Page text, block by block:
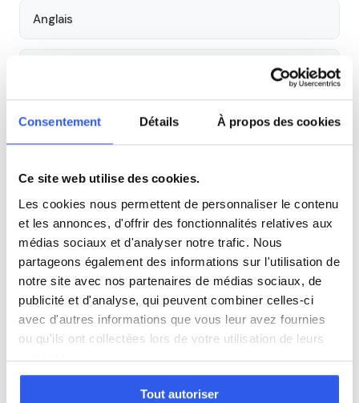
Consentement Détails À propos des cookies
Ce site web utilise des cookies.
Les cookies nous permettent de personnaliser le contenu
et les annonces, d'offrir des fonctionnalités relatives aux
médias sociaux et d'analyser notre trafic. Nous
partageons également des informations sur l'utilisation de
notre site avec nos partenaires de médias sociaux, de
publicité et d'analyse, qui peuvent combiner celles-ci
avec d'autres informations que vous leur avez fournies
ou qu'ils ont collectées lors de votre utilisation de leurs
services.
Tout autoriser
Anglais
SVT
Histoire
Économie
Espagnol